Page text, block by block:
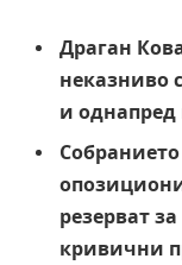
Драган
неказниво
и однапред
резерват
кривични